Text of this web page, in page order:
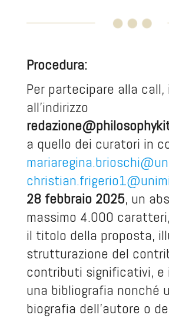
Procedura:
Per partecipare alla call,
all'indirizzo
a quello dei curatori in
28 febbraio 2025, un
massimo 4.000
il titolo della proposta,
strutturazione del
contributi significativi, e
una bibliografia nonché
biografia dell’autore o